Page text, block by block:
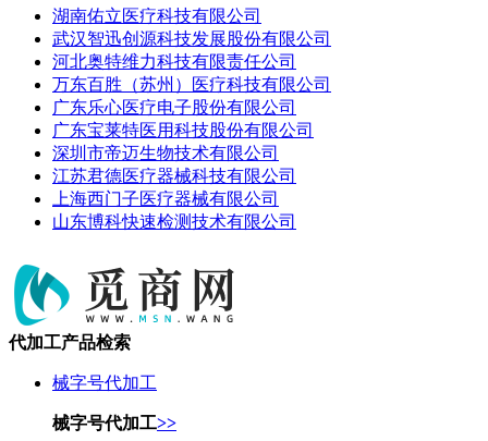
湖南佑立医疗科技有限公司
武汉智迅创源科技发展股份有限公司
河北奥特维力科技有限责任公司
万东百胜（苏州）医疗科技有限公司
广东乐心医疗电子股份有限公司
广东宝莱特医用科技股份有限公司
深圳市帝迈生物技术有限公司
江苏君德医疗器械科技有限公司
上海西门子医疗器械有限公司
山东博科快速检测技术有限公司
代加工产品检索
械字号代加工
械字号代加工>>